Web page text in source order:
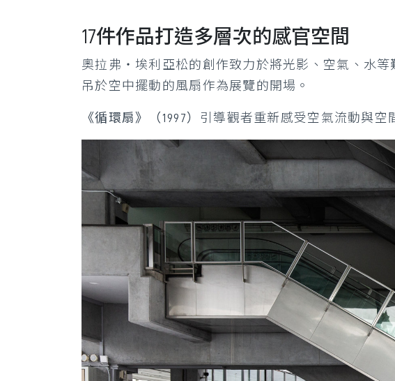
17件作品打造多層次的感官空間
奧拉弗・埃利亞松的創作致力於將光影、空氣、水
吊於空中擺動的風扇作為展覽的開場。
《循環扇》（1997） 引導觀者重新感受空氣流動與空